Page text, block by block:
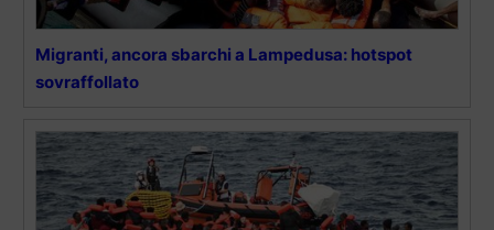
Migranti, ancora sbarchi a Lampedusa: hotspot
sovraffollato